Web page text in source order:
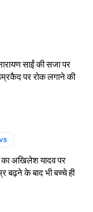
साईं की सजा पर
पर रोक लगाने की
अखिलेश यादव पर
बढ़ने के बाद भी बच्चे ही